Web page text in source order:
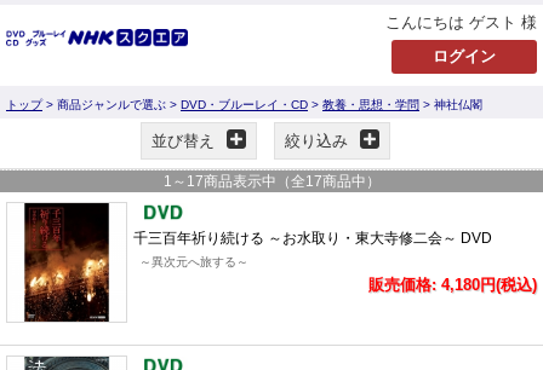
こんにちは ゲスト 様
トップ> 商品ジャンルで選ぶ > DVD・ブルーレイ・CD > 教養・思想・学問 > 神社仏閣
並び替え 絞り込み
1 ～ 17商品表示中（全17商品中）
千三百年祈り続ける ～お水取り・東大寺修二会～ DVD
～異次元へ旅する～
販売価格: 4,180円(税込)